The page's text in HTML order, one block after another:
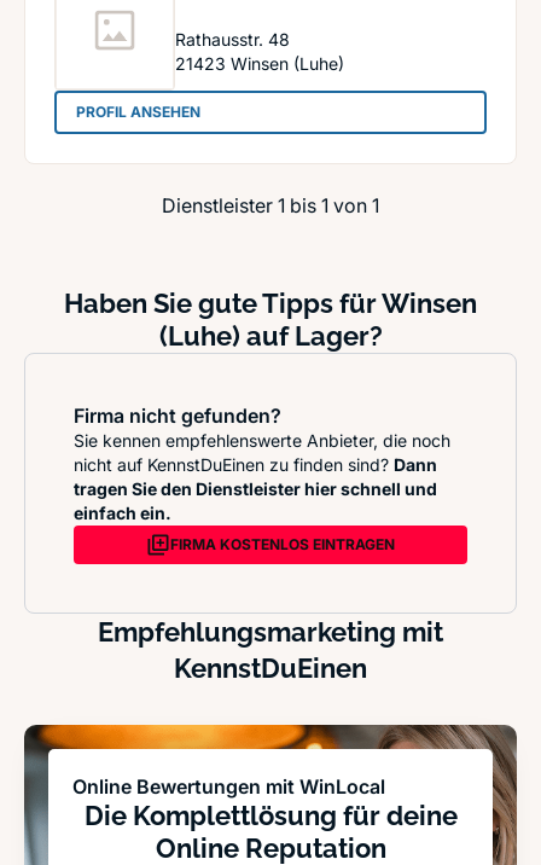
Rathausstr. 48
21423 Winsen (Luhe)
PROFIL ANSEHEN: TelePunkt Winsen
Dienstleister 1 bis 1 von 1
Haben Sie gute Tipps für Winsen
(Luhe) auf Lager?
Firma nicht gefunden?
Sie kennen empfehlenswerte Anbieter, die noch
nicht auf KennstDuEinen zu finden sind? Dann
tragen Sie den Dienstleister hier schnell und
einfach ein.
FIRMA KOSTENLOS EINTRAGEN
Empfehlungsmarketing mit
KennstDuEinen
Online Bewertungen mit WinLocal
Die Komplettlösung für deine
Online Reputation